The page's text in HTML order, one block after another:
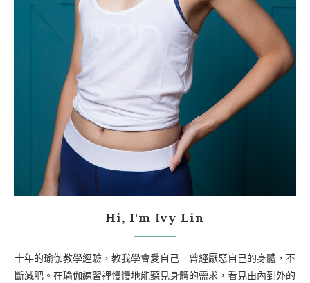
Hi, I'm Ivy Lin
十年的瑜伽教學經驗，教我學會愛自己。曾經厭惡自己的身體，不
斷減肥。在瑜伽練習裡慢慢地能聽見身體的需求，看見由內到外的